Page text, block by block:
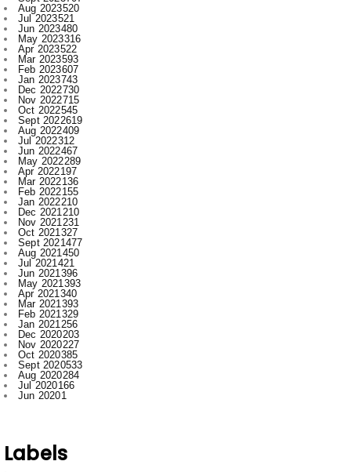
Apr 2023522
Mar 2023593
Feb 2023607
Jan 2023743
Dec 2022730
Nov 2022715
Oct 2022545
Sept 2022619
Aug 2022409
Jul 2022312
Jun 2022467
May 2022289
Apr 2022197
Mar 2022136
Feb 2022155
Jan 2022210
Dec 2021210
Nov 2021231
Oct 2021327
Sept 2021477
Aug 2021450
Jul 2021421
Jun 2021396
May 2021393
Apr 2021340
Mar 2021393
Feb 2021329
Jan 2021256
Dec 2020203
Nov 2020227
Oct 2020385
Sept 2020533
Aug 2020284
Jul 2020166
Jun 20201
Ambagarh
Ambagarh Chauki